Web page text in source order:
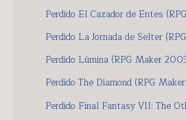
Perdido El Cazador de Entes
Perdido La Jornada de Selter
Perdido Lúmina (RPG Maker
Perdido The Diamond (RPG
Perdido Final Fantasy VII: The